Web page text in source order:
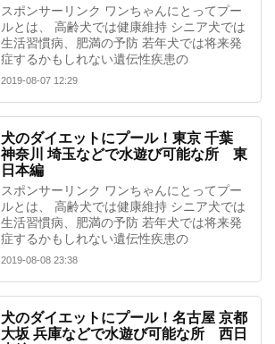
スポンサーリンク ワンちゃんにとってプー
ルとは、 高齢犬では健康維持 シニア犬では
生活習慣病、肥満の予防 若年犬では将来発
症するかもしれない遺伝性疾患の
2019-08-07 12:29
犬のダイエットにプール！東京 千葉
神奈川 埼玉などで水遊び可能な所 東
日本編
スポンサーリンク ワンちゃんにとってプー
ルとは、 高齢犬では健康維持 シニア犬では
生活習慣病、肥満の予防 若年犬では将来発
症するかもしれない遺伝性疾患の
2019-08-08 23:38
犬のダイエットにプール！名古屋 京都
大坂 兵庫などで水遊び可能な所 西日